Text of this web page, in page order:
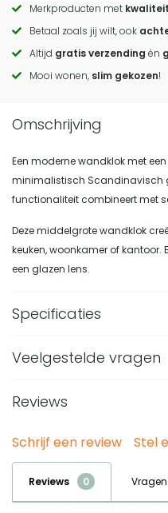
Call
to
actions
Merkproducten met
Betaal zoals jij wilt, ook
Altijd gratis verzending én
Mooi wonen, slim gekozen!
Een moderne wandklok met
minimalistisch Scandinavisch
functionaliteit combineert met
Deze middelgrote wandklok
keuken, woonkamer of kantoor.
een glazen lens.
Specificaties
Uuraanduiding
Vorm
Hoogte (in CM)
Veelgestelde vragen
Wat zijn de afmetingen
De Newgate Mauritius
van 38 cm, een hoogte
Van welk materiaal is de
MAU236LB Wall Clock
Deze wandklok heeft een
Reviews
Schrijf een review Stel
Reviews Vragen